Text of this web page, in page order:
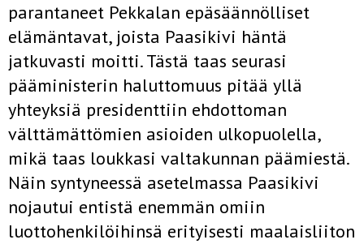
parantaneet Pekkalan epäsäännölliset
elämäntavat, joista Paasikivi häntä
jatkuvasti moitti. Tästä taas seurasi
pääministerin haluttomuus pitää yllä
yhteyksiä presidenttiin ehdottoman
välttämättömien asioiden ulkopuolella,
mikä taas loukkasi valtakunnan päämiestä.
Näin syntyneessä asetelmassa Paasikivi
nojautui entistä enemmän omiin
luottohenkilöihinsä erityisesti maalaisliiton